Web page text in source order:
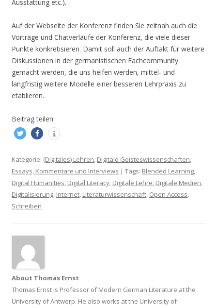
Ausstattung etc.).
Auf der Webseite der Konferenz finden Sie zeitnah auch die
Vorträge und Chatverläufe der Konferenz, die viele dieser
Punkte konkretisieren. Damit soll auch der Auftakt für weitere
Diskussionen in der germanistischen Fachcommunity
gemacht werden, die uns helfen werden, mittel- und
langfristig weitere Modelle einer besseren Lehrpraxis zu
etablieren.
Beitrag teilen
Kategorie: (Digitales) Lehren, Digitale Geisteswissenschaften,
Essays, Kommentare und Interviews | Tags: Blended Learning,
Digital Humanities, Digital Literacy, Digitale Lehre, Digitale Medien,
Digitalisierung, Internet, Literaturwissenschaft, Open Access,
Schreiben
About Thomas Ernst
Thomas Ernst is Professor of Modern German Literature at the
University of Antwerp. He also works at the University of